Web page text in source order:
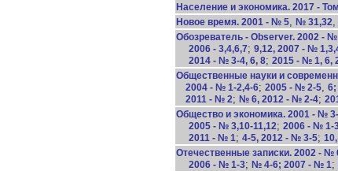
Население и экономика. 2017 -
Новое время. 2001 - № 5, № 31,32,
Обозреватель - Observer. 2002 -
2006 - 3,4,6,7; 9,12, 2007 - №
2014 - № 3-4, 6, 8; 2015 - № 1, 6,
Общественные науки и
2004 - № 1-2,4-6; 2005 - № 2-5,
2011 - № 2; № 6, 2012 - № 2-4;
Общество и экономика. 2001 - №
2005 - № 3,10-11,12; 2006 - № 1-
2011 - № 1; 4-5, 2012 - № 3-5;
Отечественные записки. 2002 - №
2006 - № 1-3; № 4-6; 2007 - № 1;